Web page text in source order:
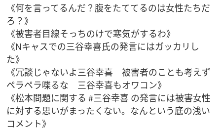
《何を言ってるんだ？腹をたててるのは女性たちだ
ろ？》
《被害者目線そっちのけで寒気がするわ》
《Nキャスでの三谷幸喜氏の発言にはガッカリし
た》
《冗談じゃないよ三谷幸喜 被害者のことも考えず
ペラペラ喋るな 三谷幸喜もオワコン》
《松本問題に関する #三谷幸喜 の発言には被害女性
に対する思いがまったくない。なんという底の浅い
コメント》